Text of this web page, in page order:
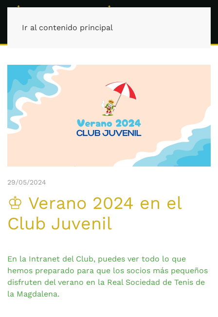
Ir al contenido principal
29/05/2024
♔ Verano 2024 en el
Club Juvenil
En la Intranet del Club, puedes ver todo lo que
hemos preparado para que los socios más pequeños
disfruten del verano en la Real Sociedad de Tenis de
la Magdalena.